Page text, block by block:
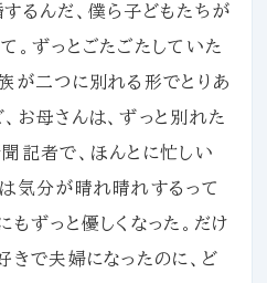
るんだ、僕ら子どもたちが
。ずっとごたごたしていた
が二つに別れる形でとりあ
お母さんは、ずっと別れた
記者で、ほんとに忙しい
気分が晴れ晴れするって
もずっと優しくなった。だけ
きで夫婦になったのに、ど